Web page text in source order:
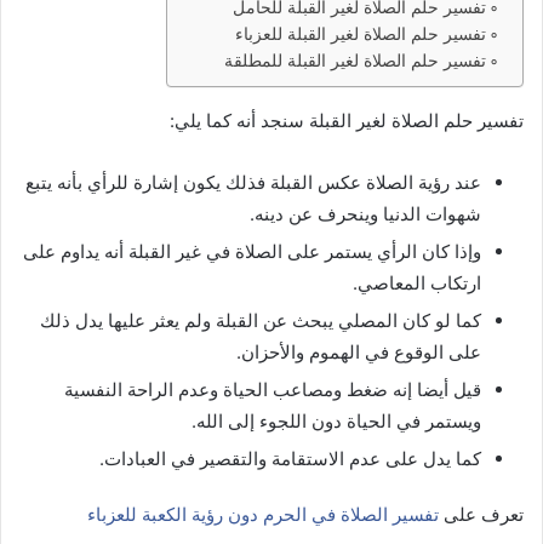
تفسير حلم الصلاة لغير القبلة للحامل
تفسير حلم الصلاة لغير القبلة للعزباء
تفسير حلم الصلاة لغير القبلة للمطلقة
تفسير حلم الصلاة لغير القبلة سنجد أنه كما يلي:
عند رؤية الصلاة عكس القبلة فذلك يكون إشارة للرأي بأنه يتبع
شهوات الدنيا وينحرف عن دينه.
وإذا كان الرأي يستمر على الصلاة في غير القبلة أنه يداوم على
ارتكاب المعاصي.
كما لو كان المصلي يبحث عن القبلة ولم يعثر عليها يدل ذلك
على الوقوع في الهموم والأحزان.
قيل أيضا إنه ضغط ومصاعب الحياة وعدم الراحة النفسية
ويستمر في الحياة دون اللجوء إلى الله.
كما يدل على عدم الاستقامة والتقصير في العبادات.
تعرف على تفسير الصلاة في الحرم دون رؤية الكعبة للعزباء